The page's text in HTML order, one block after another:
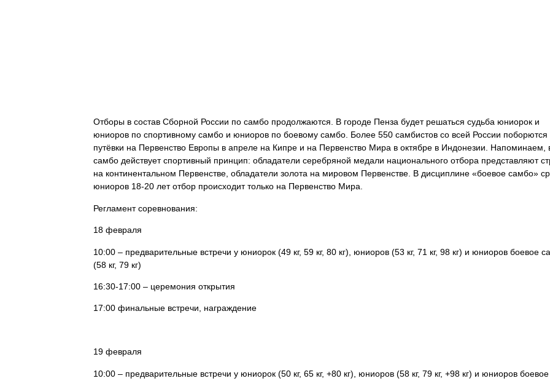
Отборы в состав Сборной России по самбо продолжаются. В городе Пенза будет решаться судьба юниорок и
юниоров по спортивному самбо и юниоров по боевому самбо. Более 550 самбистов со всей России поборются
путёвки на Первенство Европы в апреле на Кипре и на Первенство Мира в октябре в Индонезии. Напоминаем,
самбо действует спортивный принцип: обладатели серебряной медали национального отбора представляют
на континентальном Первенстве, обладатели золота на мировом Первенстве. В дисциплине «боевое самбо»
юниоров 18-20 лет отбор происходит только на Первенство Мира.
Регламент соревнования:
18 февраля
10:00 – предварительные встречи у юниорок (49 кг, 59 кг, 80 кг), юниоров (53 кг, 71 кг, 98 кг) и юниоров боевое
(58 кг, 79 кг)
16:30-17:00 – церемония открытия
17:00 финальные встречи, награждение
19 февраля
10:00 – предварительные встречи у юниорок (50 кг, 65 кг, +80 кг), юниоров (58 кг, 79 кг, +98 кг) и юниоров боевое